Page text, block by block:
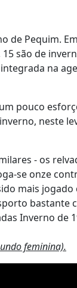
de Pequim.
são de
na
pouco
neste
- os
se onze
mais jogado
bastante
Inverno de
feminina).